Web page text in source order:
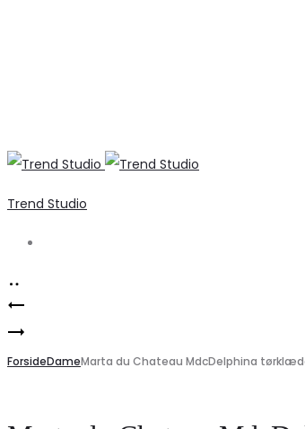
Trend Studio
Product
navigation
Chateau
Elegant
sort
ForsideDameMarta du Chateau MdcDelphina